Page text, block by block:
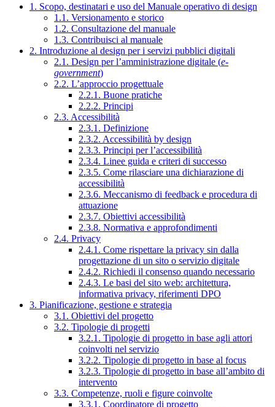
1. Scopo, destinatari e uso del Manuale operativo di design
1.1. Versionamento e storico
1.2. Consultazione del manuale
1.3. Contribuisci al manuale
2. Introduzione al design per i servizi pubblici digitali
2.1. Design per l’amministrazione digitale (e-
government)
2.2. L’approccio progettuale
2.2.1. Buone pratiche
2.2.2. Principi
2.3. Accessibilità
2.3.1. Definizione
2.3.2. Accessibilità by design
2.3.3. Principi per l’accessibilità
2.3.4. Linee guida e criteri di successo
2.3.5. Come rilasciare una dichiarazione di
accessibilità
2.3.6. Meccanismo di feedback e procedura di
attuazione
2.3.7. Obiettivi accessibilità
2.3.8. Normativa e approfondimenti
2.4. Privacy
2.4.1. Come rispettare la privacy sin dalla
progettazione di un sito o servizio digitale
2.4.2. Richiedi il consenso quando necessario
2.4.3. Le basi del sito web: architettura,
informativa privacy, riferimenti DPO
3. Pianificazione, gestione e strategia
3.1. Obiettivi del progetto
3.2. Tipologie di progetti
3.2.1. Tipologie di progetto in base agli attori
coinvolti nel servizio
3.2.2. Tipologie di progetto in base al focus
3.2.3. Tipologie di progetto in base all’ambito di
intervento
3.3. Competenze, ruoli e figure coinvolte
3.3.1. Coordinatore di progetto